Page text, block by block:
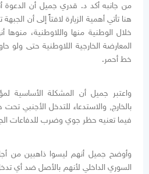
من جانبه أكد د. قدري جميل أن الدعوة
هنا تأتي أهمية الزيارة لافتاً إلى أن
خلال الوطنية منها واللاوطنية،
المعارضة الخارجية اللاوطنية حتى ولو
خط أحمر.
واعتبر جميل أن المشكلة الأساسية
بالخارج, والاستدعاء للتدخل الأجنبي
فيما تعنيه حظر جوي وضرب للدفاعات
وأوضح جميل أنهم ليسوا ذاهبين من
السوري الداخلي لأنهم بالأصل ضد أي